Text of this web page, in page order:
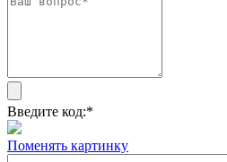
Введите код:*
Поменять картинку